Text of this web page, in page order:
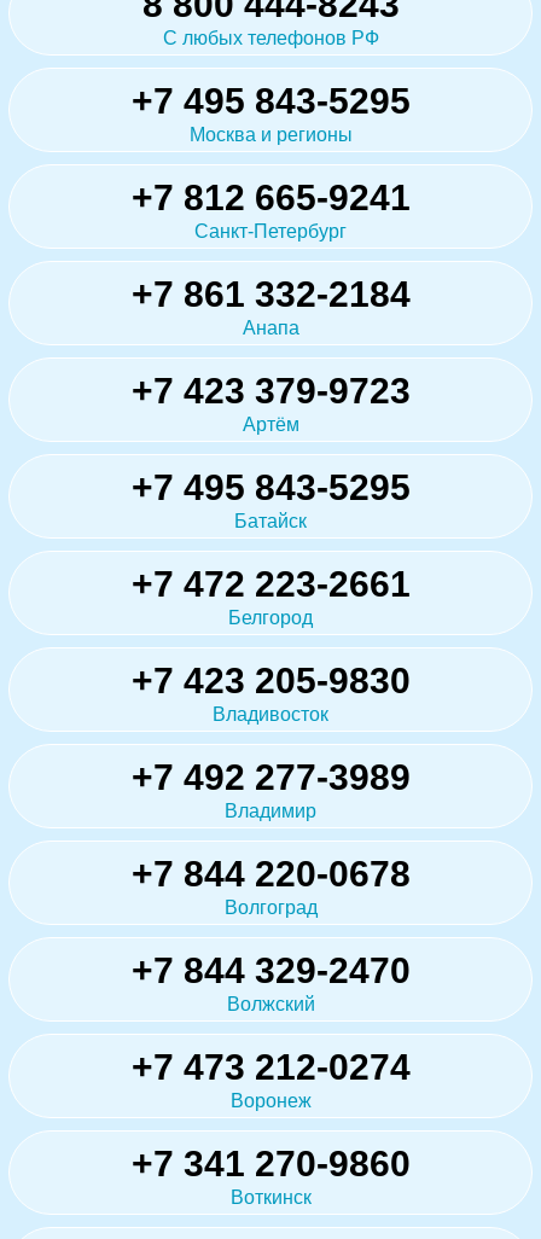
С любых телефонов РФ
+7 495 843-5295
Москва и регионы
+7 812 665-9241
Санкт-Петербург
+7 861 332-2184
Анапа
+7 423 379-9723
Артём
+7 495 843-5295
Батайск
+7 472 223-2661
Белгород
+7 423 205-9830
Владивосток
+7 492 277-3989
Владимир
+7 844 220-0678
Волгоград
+7 844 329-2470
Волжский
+7 473 212-0274
Воронеж
+7 341 270-9860
Воткинск